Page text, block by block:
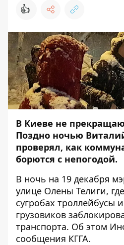
👍
В Киеве не
Поздно ночью
проверял, как
борются с непогодой.
В ночь на 19 декабря
улице Олены Телиги,
сугробах троллейбусы
грузовиков
транспорта. Об этом
сообщения КГГА.